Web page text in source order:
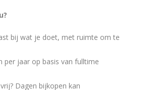
bij wat je doet, met ruimte om te
per jaar op basis van fulltime
Dagen bijkopen kan